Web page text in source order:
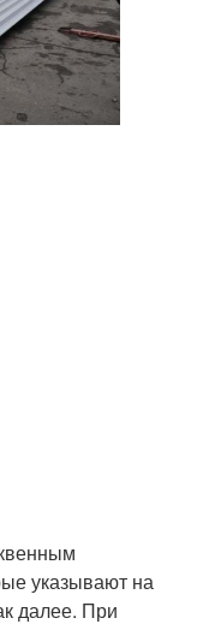
указывают на
далее. При